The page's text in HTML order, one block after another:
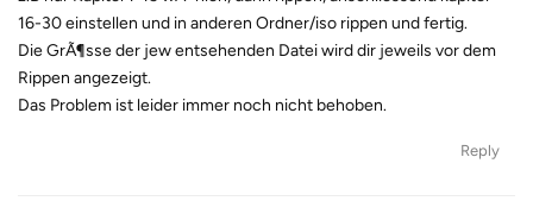
16-30 einstellen und in anderen Ordner/iso rippen und fertig.
Die GrÃ¶sse der jew entsehenden Datei wird dir jeweils vor dem
Rippen angezeigt.
Das Problem ist leider immer noch nicht behoben.
Reply